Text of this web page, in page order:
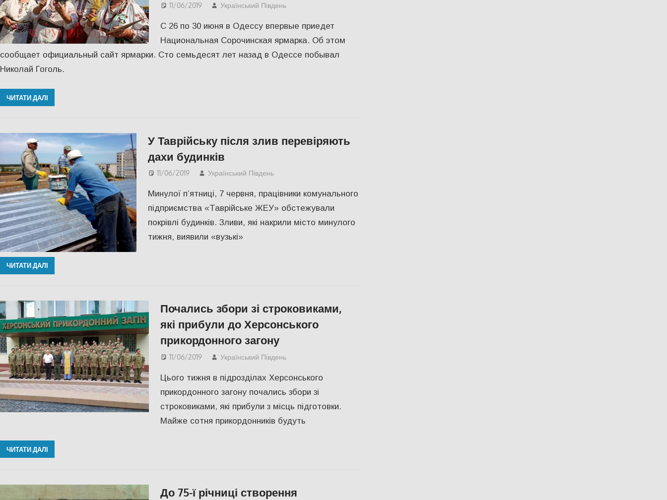
11/06/2019 Український Південь
С 26 по 30 июня в Одессу впервые приедет
Национальная Сорочинская ярмарка. Об этом
сообщает официальный сайт ярмарки. Сто семьдесят лет назад в Одессе побывал
Николай Гоголь.
ЧИТАТИ ДАЛІ
У Таврійську після злив перевіряють
дахи будинків
11/06/2019 Український Південь
Минулої п’ятниці, 7 червня, працівники комунального
підприємства «Таврійське ЖЕУ» обстежували
покрівлі будинків. Зливи, які накрили місто минулого
тижня, виявили «вузькі»
ЧИТАТИ ДАЛІ
Почались збори зі строковиками,
які прибули до Херсонського
прикордонного загону
11/06/2019 Український Південь
Цього тижня в підрозділах Херсонського
прикордонного загону почались збори зі
строковиками, які прибули з місць підготовки.
Майже сотня прикордонників будуть
ЧИТАТИ ДАЛІ
До 75-ї річниці створення